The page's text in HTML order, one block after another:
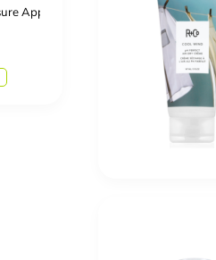
Apple Cider Vinegar 177 мл
Ultra Fefining Gel Crème Гель-Крем
Defining Masque + Superseed
Apple Cider Vinegar Cleansing